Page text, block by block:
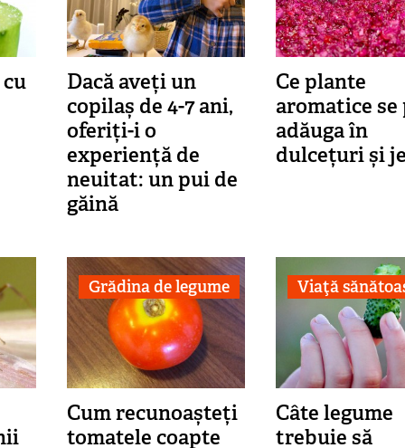
Dacă aveți un
copilaș de 4-7 ani,
oferiți-i o
experiență de
neuitat: un pui de
găină
Ce plante
aromatice se
adăuga în
dulcețuri și
Grădina de legume
Cum recunoașteți
tomatele coapte
Viaţă
Câte legume
trebuie să